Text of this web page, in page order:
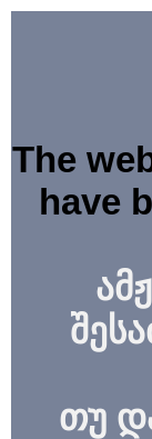
The
have
თუ